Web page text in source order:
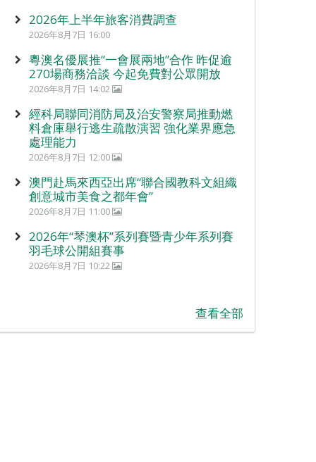
2026年上半年旅客消費調查
2026年8月7日 16:00
粵澳名優展推“一會展兩地”合作 昨促逾
270場商務洽談 今起免費對公眾開放
2026年8月7日 14:02
經科局聯同消防局及治安警察局推動燃
料倉庫舉行逃生疏散演習 強化業界應急
處理能力
2026年8月7日 12:00
澳門赴馬來西亞出席“聯合國教科文組織
創意城市美食之都年會”
2026年8月7日 11:00
2026年“琴澳杯”系列賽暨青少年系列賽
羽毛球公開組賽事
2026年8月7日 10:22
查看全部